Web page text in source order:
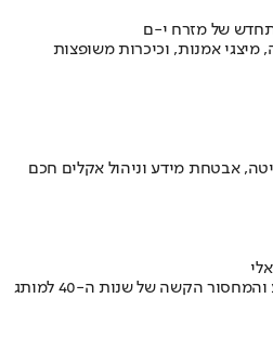
של מזרח י-ם
אמנות, וכיכרות משופצות
אבטחת מידע וניהול אקלים חכם
איך אסם הפכה את תקופת הצנע והמחסור הקשה של שנות ה-40 למותג